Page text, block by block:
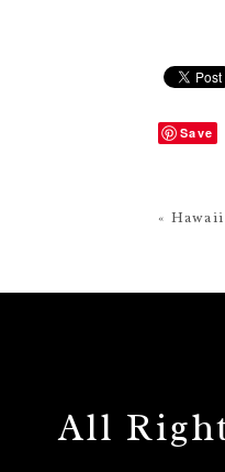
Save
« Hawaii
All